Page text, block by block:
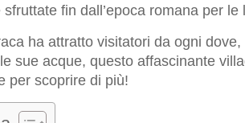
fin dall’epoca romana per
ha attratto visitatori da ogni
sue acque, questo affascinante
per scoprire di più!